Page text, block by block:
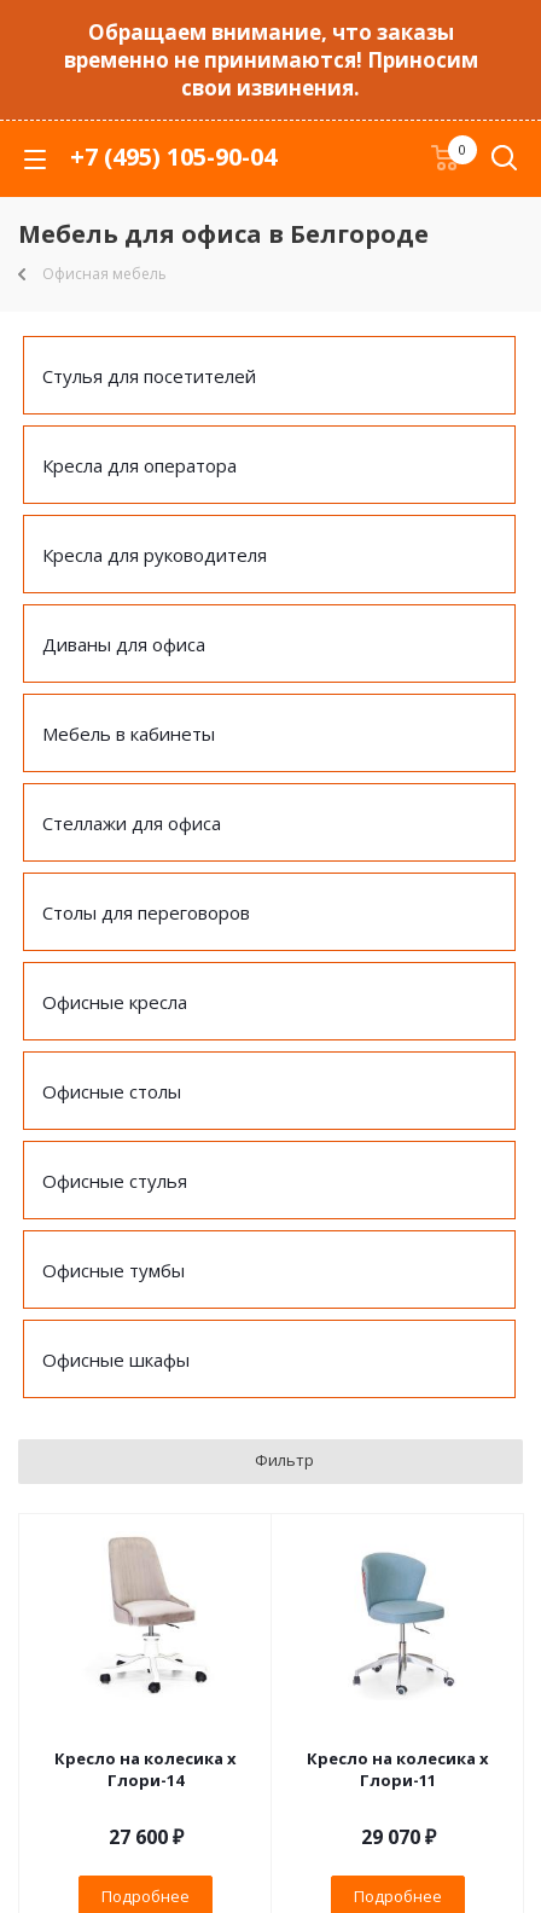
Обращаем внимание, что заказы
временно не принимаются! Приносим
свои извинения.
+7 (495) 105-90-04 0
Мебель для офиса в Белгороде
Офисная мебель
Стулья для посетителей
Кресла для оператора
Кресла для руководителя
Диваны для офиса
Мебель в кабинеты
Стеллажи для офиса
Столы для переговоров
Офисные кресла
Офисные столы
Офисные стулья
Офисные тумбы
Офисные шкафы
Фильтр
Кресло на колесика х
Глори-14
27 600 ₽
Подробнее
Кресло на колесика х
Глори-11
29 070 ₽
Подробнее